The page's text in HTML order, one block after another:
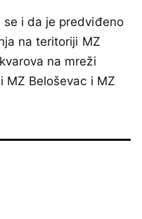
i da je predviđeno
na teritoriji MZ
na mreži
MZ Beloševac i MZ